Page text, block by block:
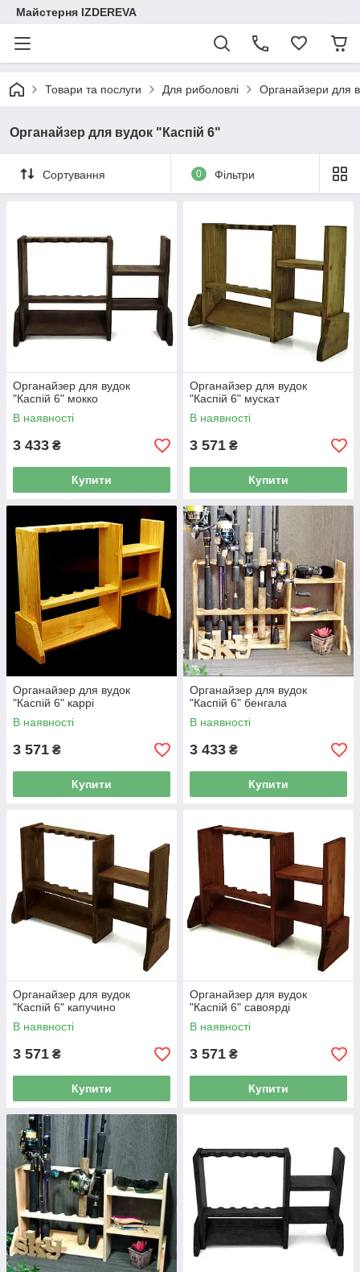
Майстерня IZDEREVA
Товари та послуги Для риболовлі Органайзери для
Органайзер для вудок "Каспій 6"
Сортування 0 Фільтри
Органайзер для вудок
"Каспій 6" мокко
В наявності
3 433 ₴
Купити
Органайзер для вудок
"Каспій 6" мускат
В наявності
3 571 ₴
Купити
Органайзер для вудок
"Каспій 6" каррі
В наявності
3 571 ₴
Купити
Органайзер для вудок
"Каспій 6" бенгала
В наявності
3 433 ₴
Купити
Органайзер для вудок
"Каспій 6" капучино
В наявності
3 571 ₴
Купити
Органайзер для вудок
"Каспій 6" савоярді
В наявності
3 571 ₴
Купити